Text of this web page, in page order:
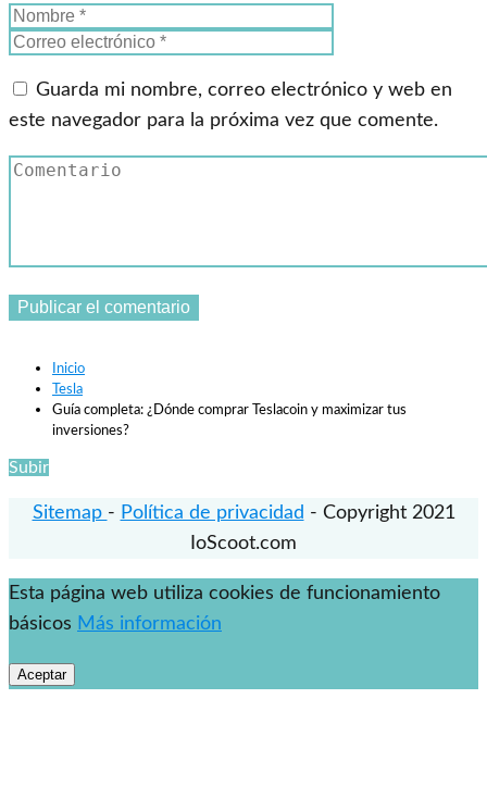
Guarda mi nombre, correo electrónico y web en
este navegador para la próxima vez que comente.
Inicio
Tesla
Guía completa: ¿Dónde comprar Teslacoin y maximizar tus
inversiones?
Subir
Sitemap - Política de privacidad - Copyright 2021
IoScoot.com
Esta página web utiliza cookies de funcionamiento
básicos Más información
Aceptar